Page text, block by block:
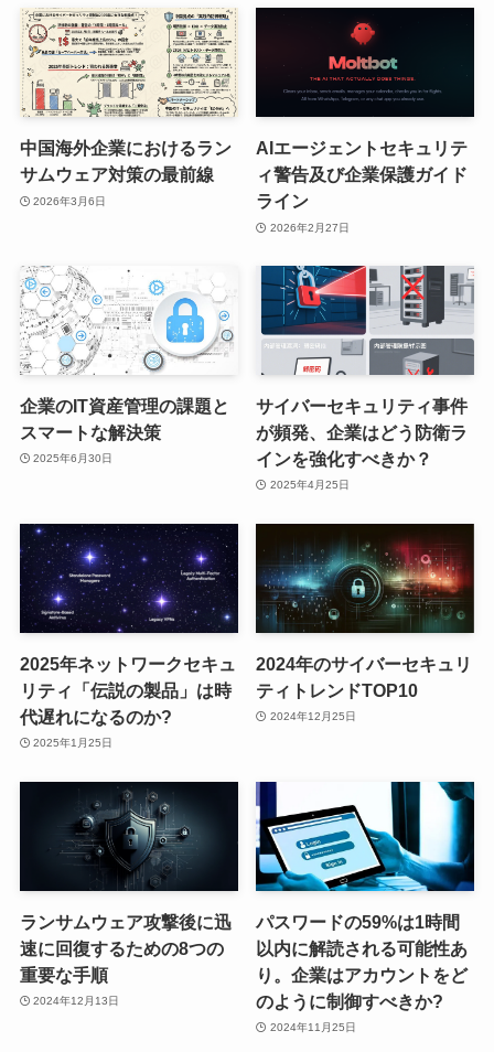
中国海外企業におけるラン
サムウェア対策の最前線
2026年3月6日
AIエージェントセキュリテ
ィ警告及び企業保護ガイド
ライン
2026年2月27日
企業のIT資産管理の課題と
スマートな解決策
2025年6月30日
サイバーセキュリティ事件
が頻発、企業はどう防衛ラ
インを強化すべきか？
2025年4月25日
2025年ネットワークセキュ
リティ「伝説の製品」は時
代遅れになるのか?
2025年1月25日
2024年のサイバーセキュリ
ティトレンドTOP10
2024年12月25日
ランサムウェア攻撃後に迅
速に回復するための8つの
重要な手順
2024年12月13日
パスワードの59%は1時間
以内に解読される可能性あ
り。企業はアカウントをど
のように制御すべきか?
2024年11月25日